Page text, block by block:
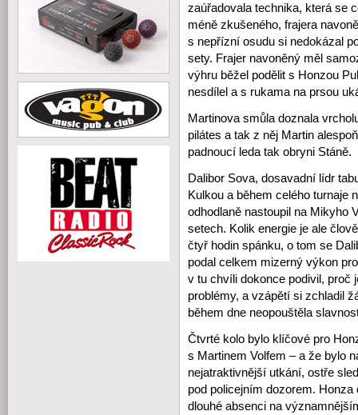
zaúřadovala technika, která se
méně zkušeného, frajera
s nepřízní osudu si nedokázal
sety. Frajer navoněný měl
výhru běžel podělit s Honzou
nesdílel a s rukama na prsou
Martinova smůla doznala
pilátes a tak z něj Martin
padnoucí leda tak obryni Stáně.
Dalibor Sova, dosavadní lídr
Kulkou a během celého turnaje
odhodlaně nastoupil na Mikyho
setech. Kolik energie je ale
čtyř hodin spánku, o tom se
podal celkem mizerný výkon
v tu chvíli dokonce podivil, proč
problémy, a vzápětí si zchladil
během dne neopouštěla
Čtvrté kolo bylo klíčové pro
s Martinem Volfem – a že bylo
nejatraktivnější utkání, ostře
pod policejním dozorem.
dlouhé absenci na